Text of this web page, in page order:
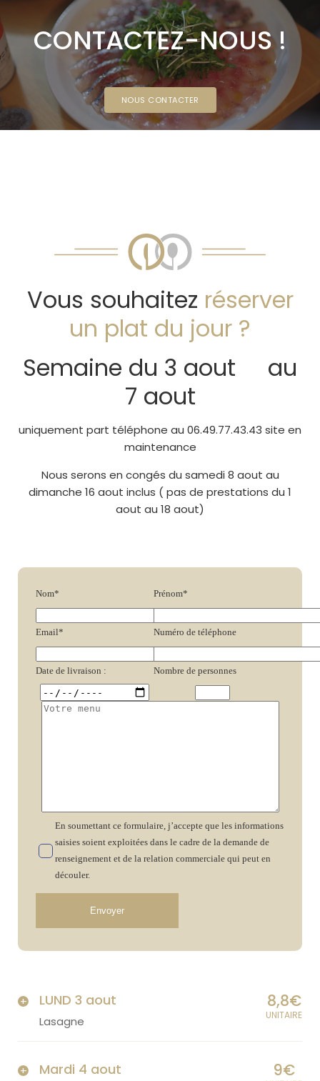
CONTACTEZ-NOUS !
NOUS CONTACTER
Vous souhaitez réserver
un plat du jour ?
Semaine du 3 aout au
7 aout
uniquement part téléphone au 06.49.77.43.43 site en
maintenance
Nous serons en congés du samedi 8 aout au
dimanche 16 aout inclus ( pas de prestations du 1
aout au 18 aout)
Nom* Prénom*
Email* Numéro de téléphone
Date de livraison : Nombre de personnes
En soumettant ce formulaire, j’accepte que les informations
saisies soient exploitées dans le cadre de la demande de
renseignement et de la relation commerciale qui peut en
découler.
LUND 3 aout
Lasagne
8,8€
UNITAIRE
Mardi 4 aout 9€